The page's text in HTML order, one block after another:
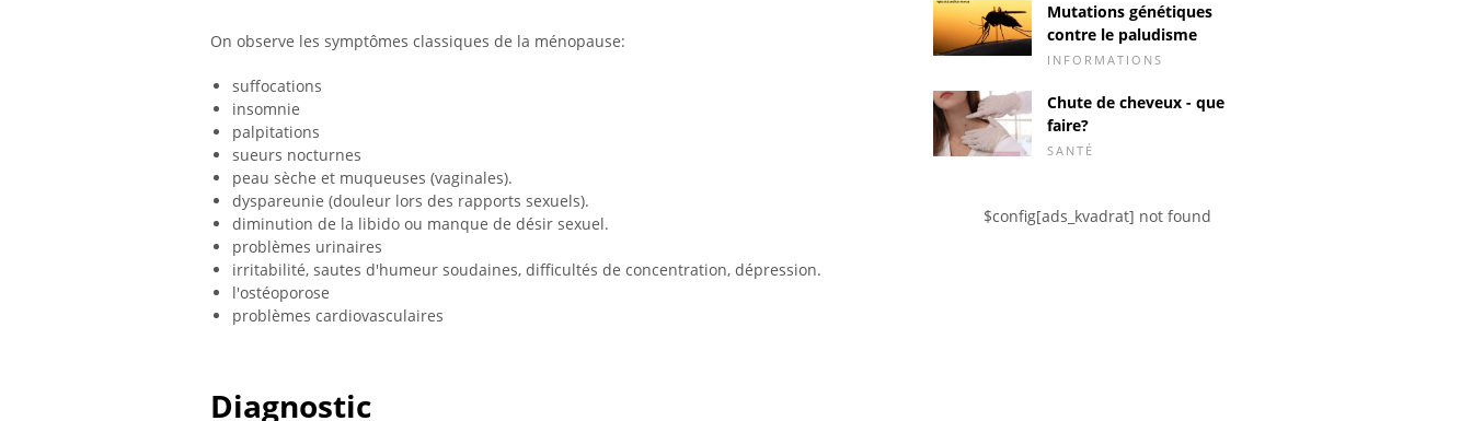
On observe les symptômes classiques de la ménopause:
suffocations
insomnie
palpitations
sueurs nocturnes
peau sèche et muqueuses (vaginales).
dyspareunie (douleur lors des rapports sexuels).
diminution de la libido ou manque de désir sexuel.
problèmes urinaires
irritabilité, sautes d'humeur soudaines, difficultés de concentration, dépression.
l'ostéoporose
problèmes cardiovasculaires
Diagnostic
Mutations génétiques
contre le paludisme
INFORMATIONS
Chute de cheveux - que
faire?
SANTÉ
$config[ads_kvadrat] not found